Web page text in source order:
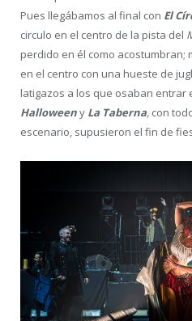
Pues llegábamos al final con El
circulo en el centro de la pista del
perdido en él como acostumbran;
en el centro con una hueste de
latigazos a los que osaban entrar
Halloweeny La Taberna, con
escenario, supusieron el fin de